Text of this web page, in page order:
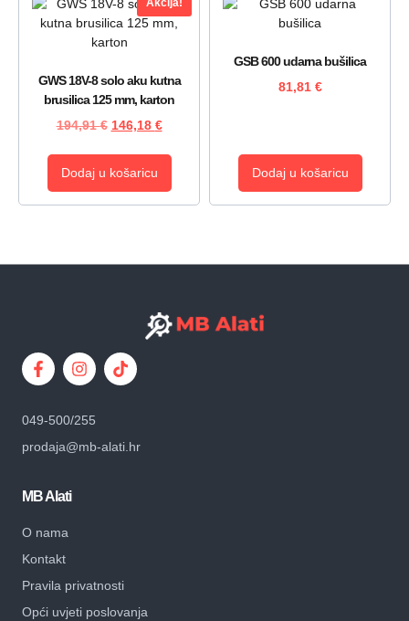
GWS 18V-8 solo aku kutna
brusilica 125 mm, karton
194,91€ 146,18 €
Dodaj u košaricu
GSB 600 udarna bušilica
81,81 €
Dodaj u košaricu
049-500/255
prodaja@mb-alati.hr
MB Alati
O nama
Kontakt
Pravila privatnosti
Opći uvjeti poslovanja